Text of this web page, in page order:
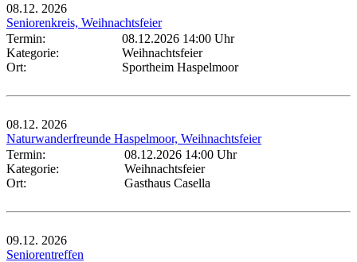
08.12. 2026
Seniorenkreis, Weihnachtsfeier
Termin:
08.12.2026 14:00 Uhr
Kategorie:
Weihnachtsfeier
Ort:
Sportheim Haspelmoor
08.12. 2026
Naturwanderfreunde Haspelmoor, Weihnachtsfeier
Termin:
08.12.2026 14:00 Uhr
Kategorie:
Weihnachtsfeier
Ort:
Gasthaus Casella
09.12. 2026
Seniorentreffen